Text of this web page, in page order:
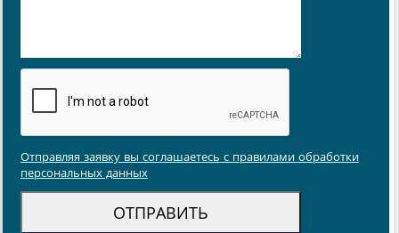
Отправляя заявку вы соглашаетесь с правилами обработки
персональных данных